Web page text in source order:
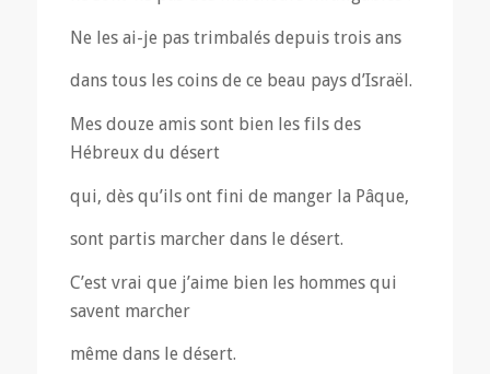
Ne les ai-je pas trimbalés depuis trois ans
dans tous les coins de ce beau pays d’Israël.
Mes douze amis sont bien les fils des
Hébreux du désert
qui, dès qu’ils ont fini de manger la Pâque,
sont partis marcher dans le désert.
C’est vrai que j’aime bien les hommes qui
savent marcher
même dans le désert.